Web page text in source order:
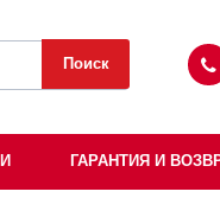
ГАРАНТИЯ И